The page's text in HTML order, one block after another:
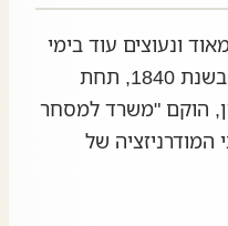
ונעוצים עוד בימי
האימפריה העות'מאנית. כבר בשנת 1840, תחת
הוקם "משרד למסחר
של